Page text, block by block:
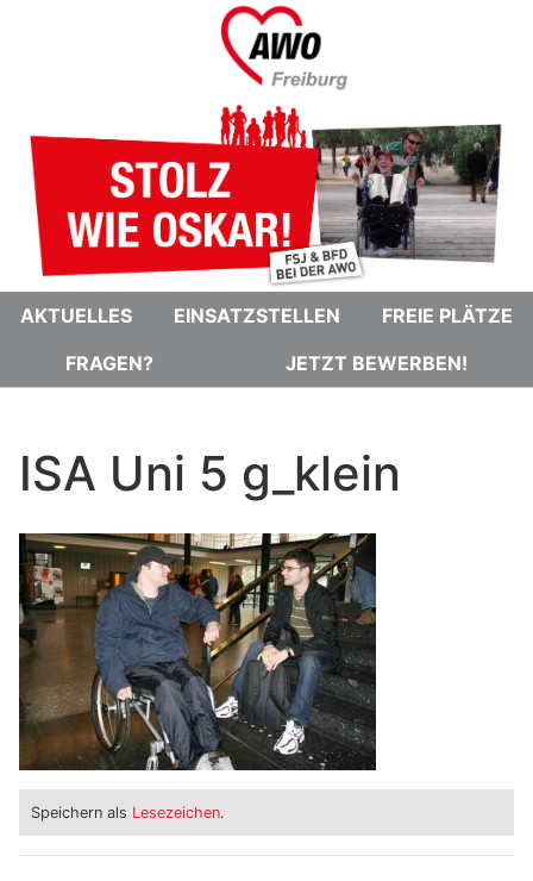
AKTUELLES EINSATZSTELLEN
FREIE PLÄTZE
FRAGEN?
JETZT BEWERBEN!
ISA Uni 5 g_klein
Speichern als Lesezeichen.